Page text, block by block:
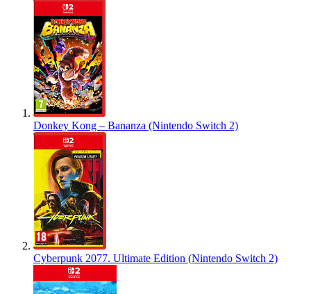
Donkey Kong – Bananza (Nintendo Switch 2)
Cyberpunk 2077. Ultimate Edition (Nintendo Switch 2)